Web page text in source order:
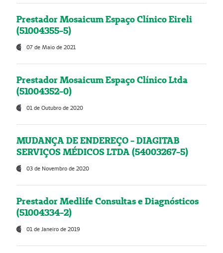
Prestador Mosaicum Espaço Clínico Eireli
(51004355-5)
07 de Maio de 2021
Prestador Mosaicum Espaço Clínico Ltda
(51004352-0)
01 de Outubro de 2020
MUDANÇA DE ENDEREÇO - DIAGITAB
SERVIÇOS MÉDICOS LTDA (54003267-5)
03 de Novembro de 2020
Prestador Medlife Consultas e Diagnósticos
(51004334-2)
01 de Janeiro de 2019